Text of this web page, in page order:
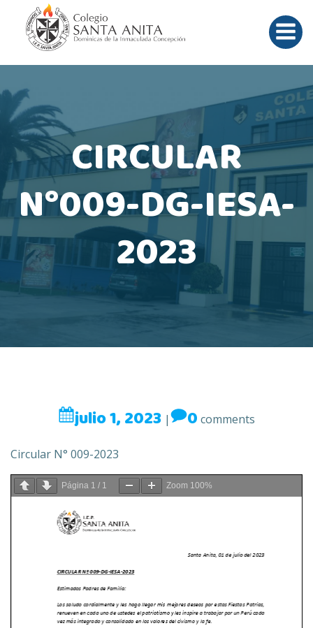
al
contenido
CIRCULAR
N°009-DG-IESA-
2023
julio 1, 2023 | 0 comments
Circular N° 009-2023
Página 1 / 1 Zoom 100%